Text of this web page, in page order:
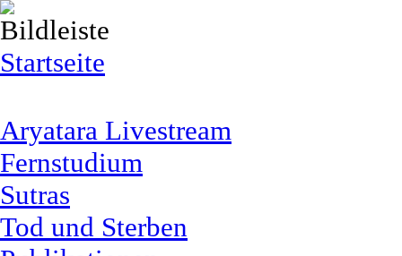
Startseite
Aryatara Livestream
Fernstudium
Sutras
Tod und Sterben